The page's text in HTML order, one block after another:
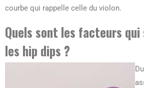
courbe qui rappelle celle du violon.
Quels sont les facteurs
les hip dips ?